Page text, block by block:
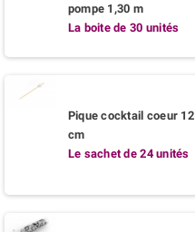
pompe 1,30 m
La boite de 30 unités
Pique cocktail coeur 12
cm
Le sachet de 24 unités